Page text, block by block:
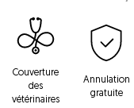
Couverture
des
vétérinaires
Annulation
gratuite